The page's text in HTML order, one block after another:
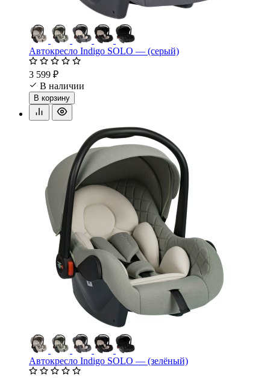
Автокресло Indigo SOLO — (серый)
3 599 ₽
В наличии
В корзину
Автокресло Indigo SOLO — (зелёный)